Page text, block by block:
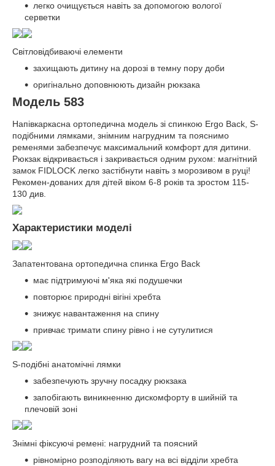
легко очищується навіть за допомогою вологої
серветки
Світловідбиваючі елементи
захищають дитину на дорозі в темну пору доби
оригінально доповнюють дизайн рюкзака
Модель 583
Напівкаркасна ортопедична модель зі спинкою Ergo Back, S-
подібними лямками, знімним нагрудним та пояснимо
ременями забезпечує максимальний комфорт для дитини.
Рюкзак відкривається і закривається одним рухом: магнітний
замок FIDLOCK легко застібнути навіть з морозивом в руці!
Рекомен-дованих для дітей віком 6-8 років та зростом 115-
130 див.
Характеристики моделі
Запатентована ортопедична спинка Ergo Back
має підтримуючі м'яка які подушечки
повторює природні вігіні хребта
знижує навантаження на спину
привчає тримати спину рівно і не сутулитися
S-подібні анатомічні лямки
забезпечують зручну посадку рюкзака
запобігають виникненню дискомфорту в шийній та
плечовій зоні
Знімні фіксуючі ремені: нагрудний та поясний
рівномірно розподіляють вагу на всі відділи хребта